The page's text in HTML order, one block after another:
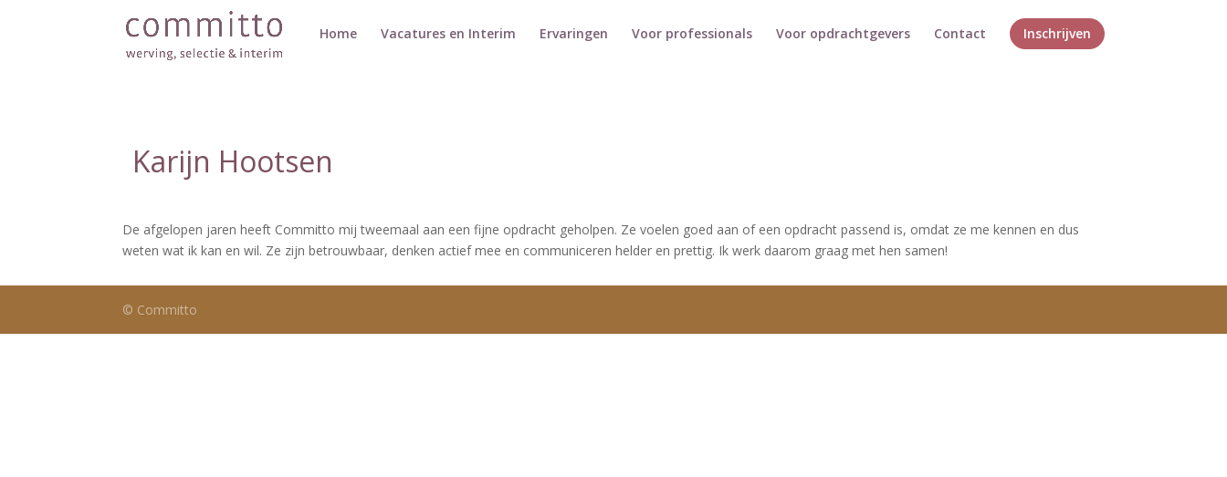
Home Vacatures en Interim Ervaringen Voor professionals Voor opdrachtgevers Contact Inschrijven
Karijn Hootsen
De afgelopen jaren heeft Committo mij tweemaal aan een fijne opdracht geholpen. Ze voelen goed aan of een opdracht passend is, omdat ze me kennen en dus
weten wat ik kan en wil. Ze zijn betrouwbaar, denken actief mee en communiceren helder en prettig. Ik werk daarom graag met hen samen!
© Committo